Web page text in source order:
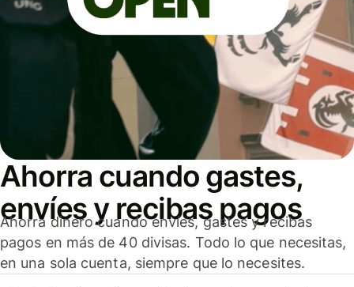
Ahorra cuando gastes,
envíes y recibas pagos
Ahorra dinero cuando envíes, gastes y recibas
pagos en más de 40 divisas. Todo lo que necesitas,
en una sola cuenta, siempre que lo necesites.